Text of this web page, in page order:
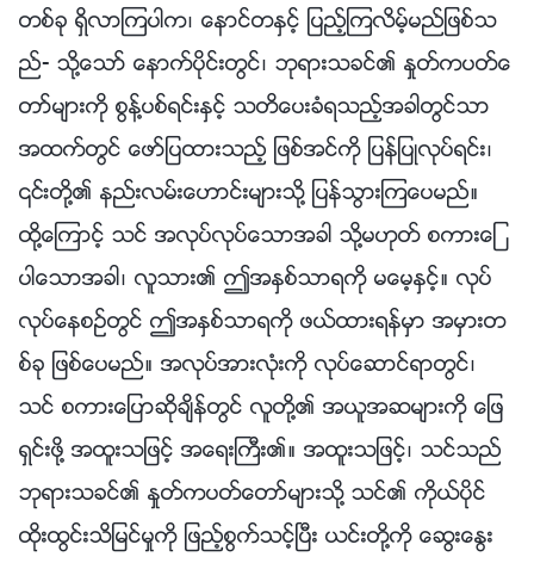
တစ္ခု ရွိလာၾကပါက၊ ေနာင္တႏွင့္ ျပည့္ၾကလိမ့္မည္ျဖစ္သ
ည္- သို႔ေသာ္ ေနာက္ပိုင္းတြင္၊ ဘုရားသခင္၏ ႏႈတ္ကပတ္ေ
တာ္မ်ားကို စြန္႔ပစ္ရင္းႏွင့္ သတိေပးခံရသည့္အခါတြင္သာ
အထက္တြင္ ေဖာ္ျပထားသည့္ ျဖစ္အင္ကို ျပန္ျပဳလုပ္ရင္း၊
၎တို႔၏ နည္းလမ္းေဟာင္းမ်ားသို႔ ျပန္သြားၾကေပမည္။
ထို႔ေၾကာင့္ သင္ အလုပ္လုပ္ေသာအခါ သို႔မဟုတ္ စကားေျ
ပာေသာအခါ၊ လူသား၏ ဤအႏွစ္သာရကို မေမ့ႏွင့္။ လုပ္
လုပ္ေနစဥ္တြင္ ဤအႏွစ္သာရကို ဖယ္ထားရန္မွာ အမွားတ
စ္ခု ျဖစ္ေပမည္။ အလုပ္အားလုံးကို လုပ္ေဆာင္ရာတြင္၊
သင္ စကားေျပာဆိုခ်ိန္တြင္ လူတို႔၏ အယူအဆမ်ားကို ေျဖ
ရွင္းဖို႔ အထူးသျဖင့္ အေရးႀကီး၏။ အထူးသျဖင့္၊ သင္သည္
ဘုရားသခင္၏ ႏႈတ္ကပတ္ေတာ္မ်ားသို႔ သင္၏ ကိုယ္ပိုင္
ထိုးထြင္းသိျမင္မႈကို ျဖည့္စြက္သင့္ၿပီး ယင္းတို႔ကို ေဆြးေႏြး